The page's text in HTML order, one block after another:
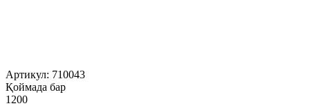
Артикул: 710043
Қоймада бар
1200